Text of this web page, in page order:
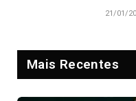
21/01/
Mais Recentes